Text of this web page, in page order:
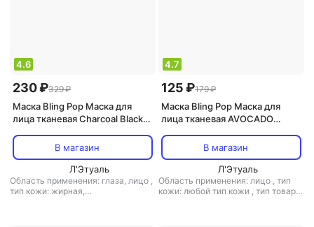
4.6
230 ₽329 ₽
Маска Bling Pop Маска для
лица тканевая Charcoal Black
В магазин
Л'Этуаль
Область применения: глаза, лицо ,
тип кожи: жирная,
4.7
125 ₽179 ₽
Маска Bling Pop Маска для
лица тканевая AVOCADO
MASK 20млВ магазин
Л'Этуаль
Область применения: лицо , тип
кожи: любой тип кожи , тип товара: